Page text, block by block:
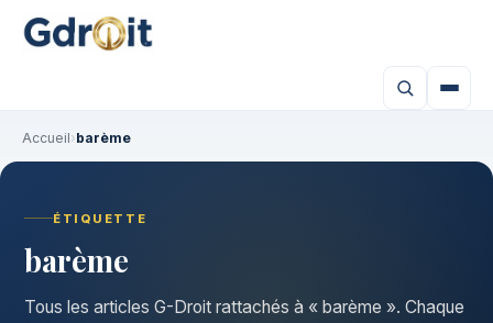
Accueil›barème
ÉTIQUETTE
barème
Tous les articles G-Droit rattachés à « barème ». Chaque